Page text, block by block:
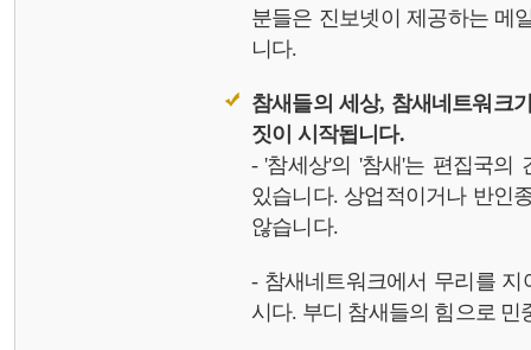
분들은 진보넷이 제공하는 메
니다.
참새들의 세상, 참새네트워크
짓이 시작됩니다.
- '참세상'의 '참새'는 편집국의
있습니다. 상업적이거나 반인
않습니다.
- 참새네트워크에서 무리를
시다. 부디 참새들의 힘으로 민